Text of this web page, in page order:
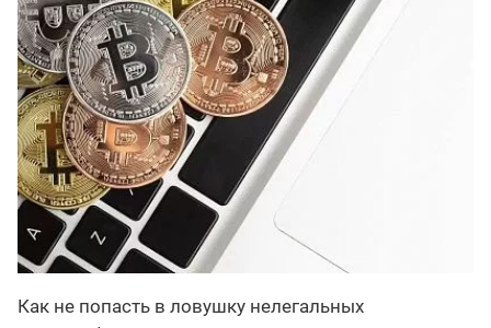
Как не попасть в ловушку нелегальных